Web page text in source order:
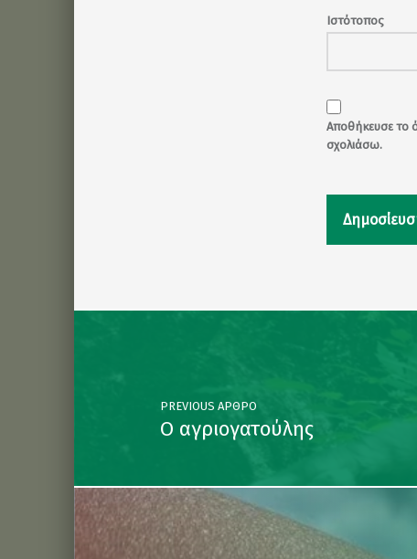
Ιστότοπος
Αποθήκευσε το
σχολιάσω.
Post navigation
PREVIOUS ΆΡΘΡΟ
Ο αγριογατούλης